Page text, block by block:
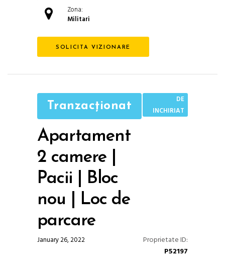
Zona:
Militari
SOLICITA VIZIONARE
Tranzacționat
Apartament
2 camere |
Pacii | Bloc
nou | Loc de
parcare
DE
INCHIRIAT
January 26, 2022
Proprietate ID:
P52197